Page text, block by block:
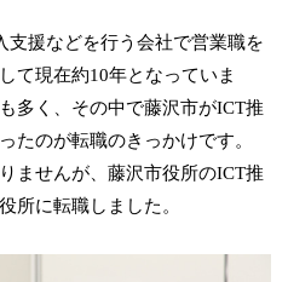
支援などを行う会社で営業職を
て現在約10年となっていま
多く、その中で藤沢市がICT推
たのが転職のきっかけです。
ませんが、藤沢市役所のICT推
所に転職しました。